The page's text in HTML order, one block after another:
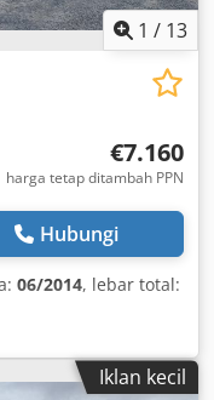
1 / 13
€7.160
harga tetap ditambah PPN
Hubungi
06/2014, lebar total:
Iklan kecil